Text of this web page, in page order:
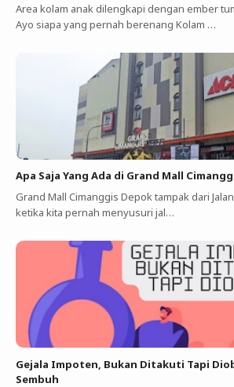
Area kolam anak dilengkapi dengan ember
Ayo siapa yang pernah berenang Kolam …
Apa Saja Yang Ada di Grand Mall
Grand Mall Cimanggis Depok tampak dari
ketika kita pernah menyusuri jal…
Gejala Impoten, Bukan Ditakuti Tapi
Sembuh